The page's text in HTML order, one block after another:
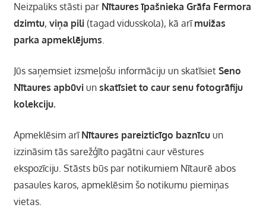
Neizpaliks stāsti par Nītaures īpašnieka Grāfa Fermora
dzimtu, viņa pili (tagad vidusskola), kā arīmuižas
parka apmeklējums.
Jūs saņemsiet izsmeļošu informāciju un skatīsiet Seno
Nītaures apbūviun skatīsiet to caur senu fotogrāfiju
kolekciju.
Apmeklēsim arīNītaures pareizticīgo baznīcuun
izzināsim tās sarežģīto pagātni caur vēstures
ekspozīciju. Stāsts būs par notikumiem Nītaurē abos
pasaules karos, apmeklēsim šo notikumu piemiņas
vietas.